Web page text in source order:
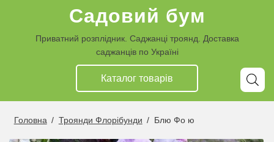
навігації
контенту
Садовий бум
Приватний розплідник. Саджанці троянд. Доставка
саджанців по Україні
Каталог товарiв
Головна / Троянди Флорібунди / Блю Фо ю